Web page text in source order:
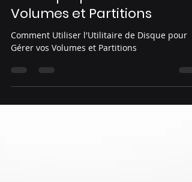
Comment Utiliser l'Utilitaire
de Disque pour Gérer vos
Volumes et Partitions
Comment Utiliser l'Utilitaire de Disque pour